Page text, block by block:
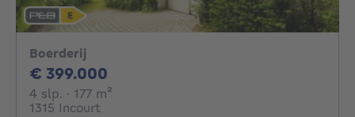
Boerderij
€ 399.000
4 slp. 4 slaapkamers
· 177 m²
1315 Incourt